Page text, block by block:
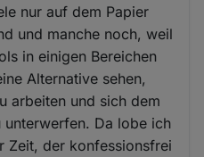
nur auf dem Papier
und manche noch, weil
in einigen Bereichen
Alternative sehen,
arbeiten und sich dem
unterwerfen. Da lobe ich
Zeit, der konfessionsfrei